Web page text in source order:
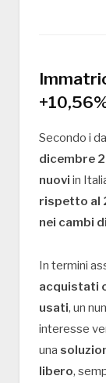
Secondo i
dicembre
nuovi in
rispetto al
nei cambi
In termini
acquistati
usati, un
interesse
una
libero,